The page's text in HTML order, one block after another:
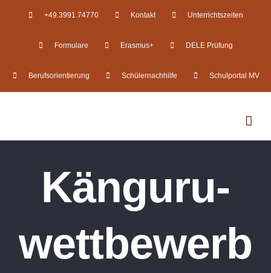
+49.3991.74770 Kontakt Unterrichtszeiten
Formulare Erasmus+ DELE Prüfung
Berufsorientierung Schülernachhilfe Schulportal MV
Känguru-
wettbewerb